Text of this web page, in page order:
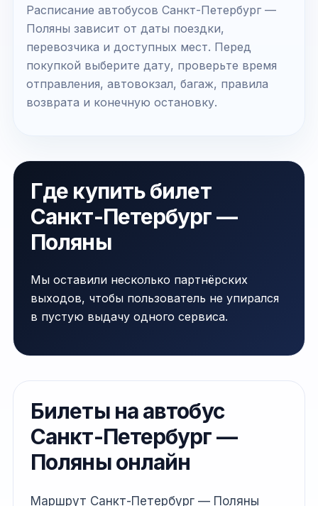
Расписание автобусов Санкт-Петербург —
Поляны зависит от даты поездки,
перевозчика и доступных мест. Перед
покупкой выберите дату, проверьте время
отправления, автовокзал, багаж, правила
возврата и конечную остановку.
Где купить билет
Санкт-Петербург —
Поляны
Мы оставили несколько партнёрских
выходов, чтобы пользователь не упирался
в пустую выдачу одного сервиса.
Билеты на автобус
Санкт-Петербург —
Поляны онлайн
Маршрут Санкт-Петербург — Поляны